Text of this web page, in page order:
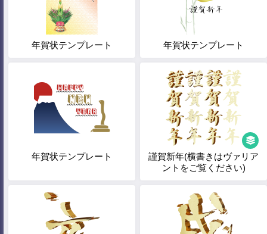
年賀状テンプレート 年賀状テンプレート
年賀状テンプレート
謹賀新年(横書きはヴァリア
ントをご覧ください)